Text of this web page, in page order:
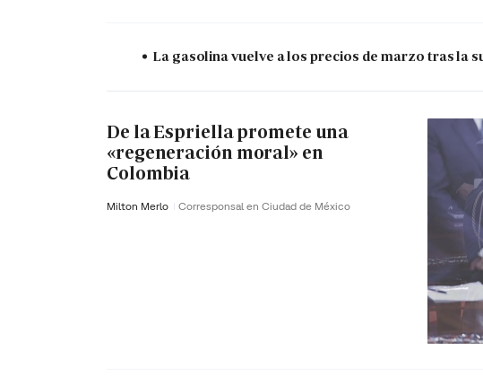
La gasolina vuelve a los precios de marzo tras la
De la Espriella promete una
«regeneración moral» en
Colombia
Milton Merlo Corresponsal en Ciudad de México